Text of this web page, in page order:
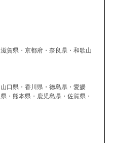
賀県・京都府・奈良県・和歌山
口県・香川県・徳島県・愛媛
・熊本県・鹿児島県・佐賀県・